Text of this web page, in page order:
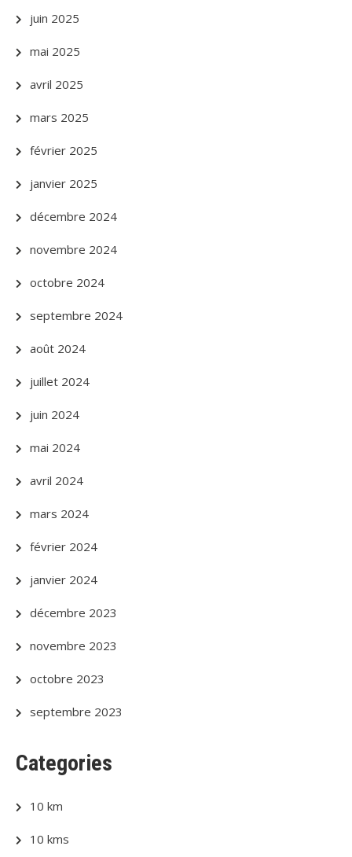
juin 2025
mai 2025
avril 2025
mars 2025
février 2025
janvier 2025
décembre 2024
novembre 2024
octobre 2024
septembre 2024
août 2024
juillet 2024
juin 2024
mai 2024
avril 2024
mars 2024
février 2024
janvier 2024
décembre 2023
novembre 2023
octobre 2023
septembre 2023
Categories
10 km
10 kms